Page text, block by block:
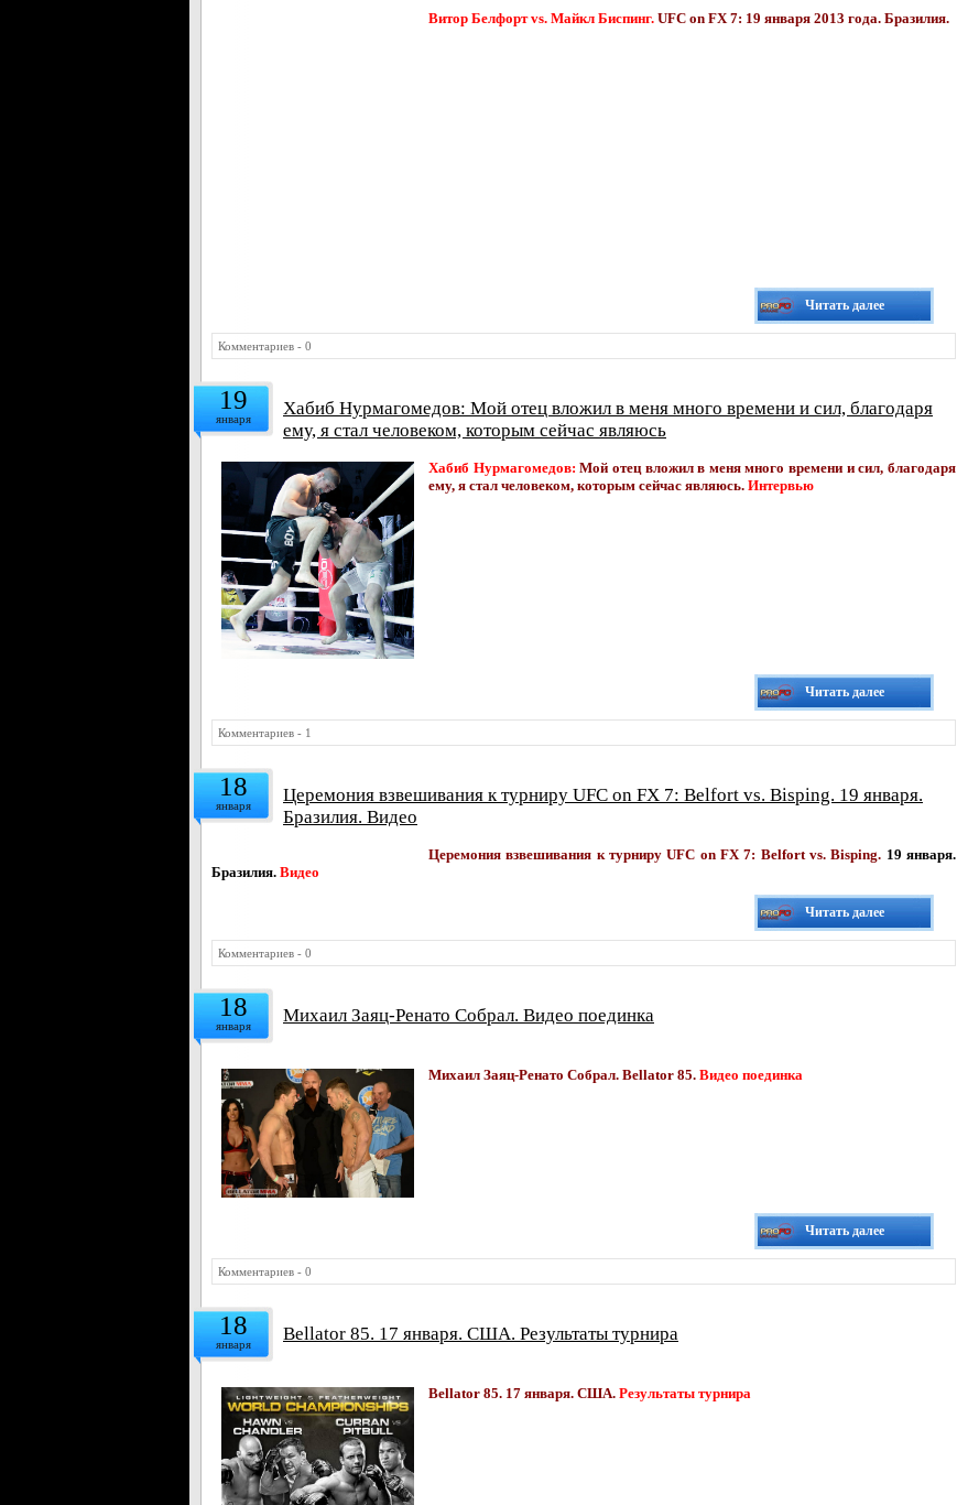
Витор Белфорт vs. Майкл Биспинг. UFC on FX 7: 19 января 2013 года. Бразилия.
Читать далее
Комментариев - 0
19
января
Хабиб Нурмагомедов: Мой отец вложил в меня много времени и сил, благодаря
ему, я стал человеком, которым сейчас являюсь
Хабиб Нурмагомедов:Мой отец вложил в меня много времени исил, благодаря
ему, я стал человеком, которым сейчас являюсь. Интервью
Читать далее
Комментариев - 1
18
января
Церемония взвешивания к турниру UFC on FX 7: Belfort vs. Bisping. 19 января.
Бразилия. Видео
Церемония взвешивания к турниру UFC on FX 7: Belfort vs. Bisping. 19 января.
Бразилия. Видео
Читать далее
Комментариев - 0
18
января Михаил Заяц-Ренато Собрал. Видео поединка
Михаил Заяц-Ренато Собрал. Bellator 85. Видео поединка
Читать далее
Комментариев - 0
18
января Bellator 85. 17 января. США. Результаты турнира
Bellator 85. 17 января. США. Результаты турнира